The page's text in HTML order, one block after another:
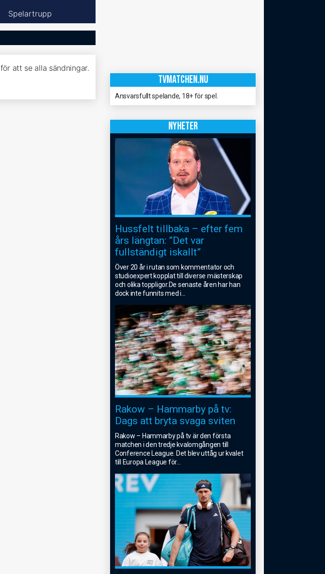
Spelartrupp
för att se alla sändningar.
TVMATCHEN.NU
Ansvarsfullt spelande, 18+ för spel.
NYHETER
Hussfelt tillbaka – efter fem
års längtan: ”Det var
fullständigt iskallt”
Över 20 år i rutan som kommentator och
studioexpert kopplat till diverse mästerskap
och olika toppligor.De senaste åren har han
dock inte funnits med i
Rakow – Hammarby på tv:
Dags att bryta svaga sviten
Rakow – Hammarby på tv är den första
matchen i den tredje kvalomgången till
Conference League. Det blev uttåg ur kvalet
till Europa League för...